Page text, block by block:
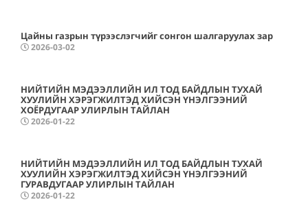
Цайны газрын түрээслэгчийг сонгон шалгаруулах зар
2026-03-02
НИЙТИЙН МЭДЭЭЛЛИЙН ИЛ ТОД БАЙДЛЫН ТУХАЙ
ХУУЛИЙН ХЭРЭГЖИЛТЭД ХИЙСЭН ҮНЭЛГЭЭНИЙ
ХОЁРДУГААР УЛИРЛЫН ТАЙЛАН
2026-01-22
НИЙТИЙН МЭДЭЭЛЛИЙН ИЛ ТОД БАЙДЛЫН ТУХАЙ
ХУУЛИЙН ХЭРЭГЖИЛТЭД ХИЙСЭН ҮНЭЛГЭЭНИЙ
ГУРАВДУГААР УЛИРЛЫН ТАЙЛАН
2026-01-22